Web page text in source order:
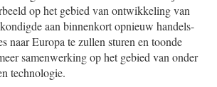
op het gebied van ontwikkeling van
aan binnenkort opnieuw handels-
naar Europa te zullen sturen en toonde
samenwerking op het gebied van onder
technologie.